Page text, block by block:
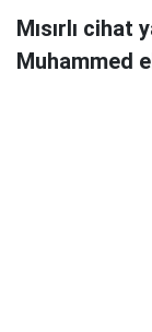
Mısırlı cihat
Muhammed